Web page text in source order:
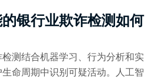
银行业欺诈检测如何
测结合机器学习、行为分析和实
命周期中识别可疑活动。人工智